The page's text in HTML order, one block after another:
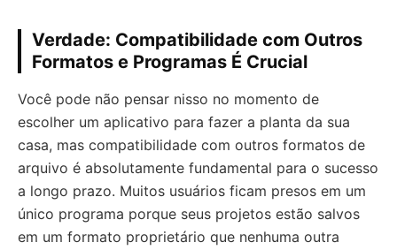
Verdade: Compatibilidade com Outros
Formatos e Programas É Crucial
Você pode não pensar nisso no momento de
escolher um aplicativo para fazer a planta da sua
casa, mas compatibilidade com outros formatos de
arquivo é absolutamente fundamental para o sucesso
a longo prazo. Muitos usuários ficam presos em um
único programa porque seus projetos estão salvos
em um formato proprietário que nenhuma outra